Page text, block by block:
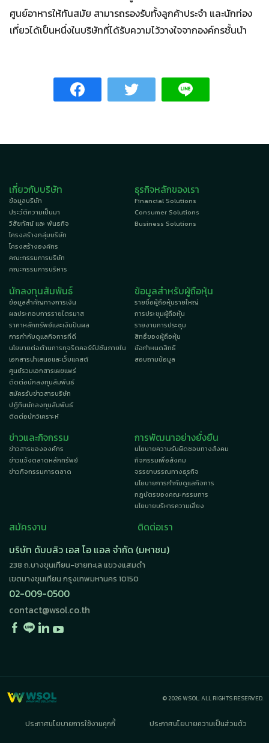
ศูนย์อาหารให้ทันสมัย สามารถรองรับทั้งลูกค้าประจำ และนักท่อง
เที่ยวได้เป็นหนึ่งในบริษัทที่ได้รับความไว้วางใจจากองค์กรชั้นนำ
เกี่ยวกับบริษัท
ข้อมูลบริษัท
ประวัติความเป็นมา
วิสัยทัศน์ และ พันธกิจ
โครงสร้างกลุ่มบริษัท
โครงสร้างองค์กร
คณะกรรมการบริษัท
คณะกรรมการบริหาร
ธุรกิจหลักของเรา
Financial Solutions
Consumer Solutions
Business Solutions
นักลงทุนสัมพันธ์
ข้อมูลสำคัญทางการเงิน
ผลประกอบการรายไตรมาส
ราคาหลักทรัพย์และเงินปันผล
การกำกับดูแลกิจการที่ดี
นโยบายต่อต้านการทุจริตคอร์รัปชันภายใน
เอกสารนำเสนอและเว็บแคสต์
ศูนย์รวมเอกสารเผยแพร่
ติดต่อนักลงทุนสัมพันธ์
สมัครรับข่าวสารบริษัท
ปฏิทินนักลงทุนสัมพันธ์
ติดต่อนักวิเคราะห์
ข้อมูลสำหรับผู้ถือหุ้น
รายชื่อผู้ถือหุ้นรายใหญ่
การประชุมผู้ถือหุ้น
รายงานการประชุม
สิทธิ์ของผู้ถือหุ้น
ข้อกำหนดสิทธิ
สอบถามข้อมูล
ข่าวและกิจกรรม
ข่าวสารขององค์กร
ข่าวแจ้งตลาดหลักทรัพย์
ข่าวกิจกรรมการตลาด
การพัฒนาอย่างยั่งยืน
นโยบายความรับผิดชอบทางสังคม
กิจกรรมเพื่อสังคม
จรรยาบรรณทางธุรกิจ
นโยบายการกำกับดูแลกิจการ
กฎบัตรของคณะกรรมการ
นโยบายบริหารความเสี่ยง
สมัครงาน
ติดต่อเรา
บริษัท ดับบลิว เอส โอ แอล จำกัด (มหาชน)
238 ถ.บางขุนเทียน-ชายทะเล แขวงแสมดำ
เขตบางขุนเทียน กรุงเทพมหานคร 10150
02-009-0500
contact@wsol.co.th
© 2026 WSOL. ALL RIGHTS RESERVED.
ประกาศนโยบายการใช้งานคุกกี้ ประกาศนโยบายความเป็นส่วนตัว